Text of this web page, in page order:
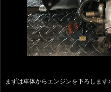
まずは車体からエンジンを下ろします♪